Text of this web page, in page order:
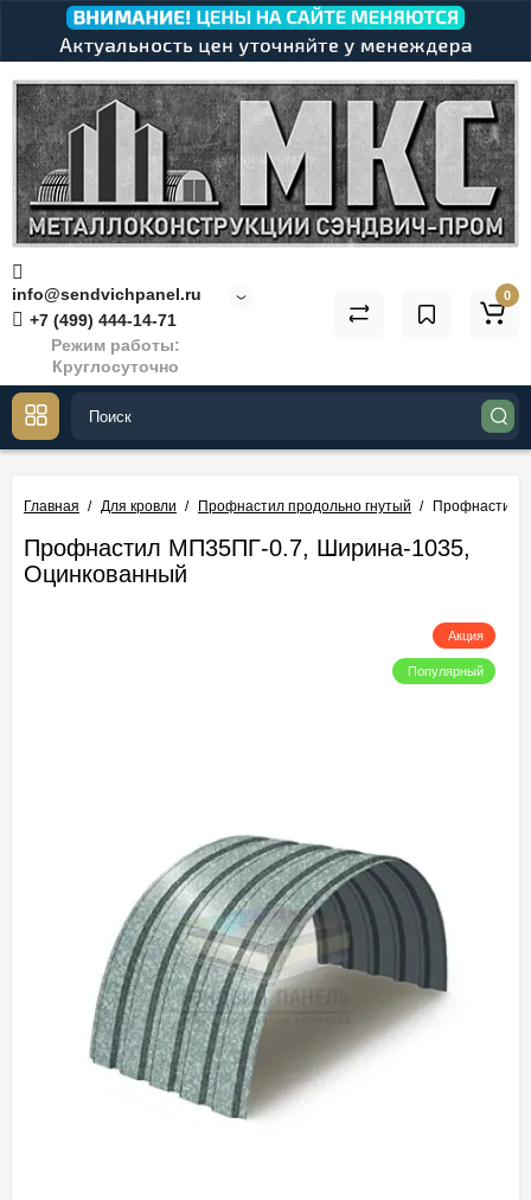
info@sendvichpanel.ru
+7 (499) 444-14-71
Режим работы:
Круглосуточно
0
Главная Для кровли Профнастил продольно гнутый Профнастил
Профнастил МП35ПГ-0.7, Ширина-1035,
Оцинкованный
Акция
Популярный